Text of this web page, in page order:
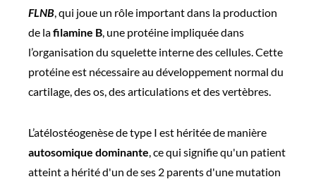
FLNB, qui joue un rôle important dans la production
de lafilamine B, une protéine impliquée dans
l’organisation du squelette interne des cellules. Cette
protéine est nécessaire au développement normal du
cartilage, des os, des articulations et des vertèbres.
L’atélostéogenèse de type I est héritée de manière
autosomique dominante, ce qui signifie qu'un patient
atteint a hérité d'un de ses 2 parents d'une mutation